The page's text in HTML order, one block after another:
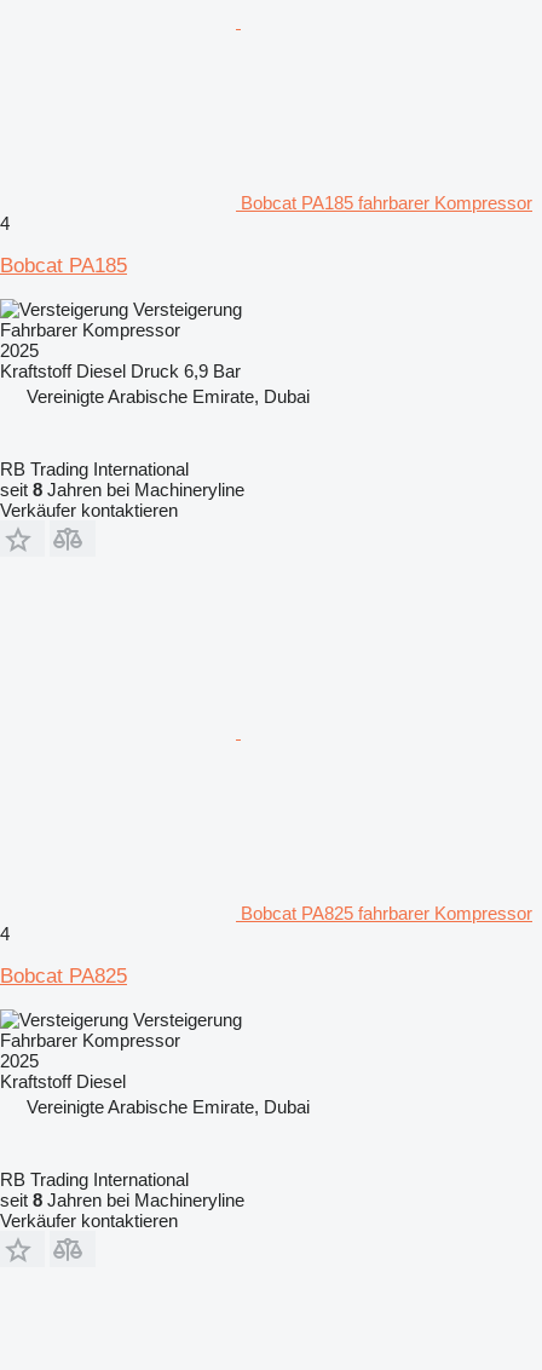
Bobcat PA185 fahrbarer Kompressor
4
Bobcat PA185
Versteigerung
Fahrbarer Kompressor
2025
Kraftstoff Diesel Druck 6,9 Bar
Vereinigte Arabische Emirate, Dubai
RB Trading International
seit 8 Jahren bei Machineryline
Verkäufer kontaktieren
Bobcat PA825 fahrbarer Kompressor
4
Bobcat PA825
Versteigerung
Fahrbarer Kompressor
2025
Kraftstoff Diesel
Vereinigte Arabische Emirate, Dubai
RB Trading International
seit 8 Jahren bei Machineryline
Verkäufer kontaktieren